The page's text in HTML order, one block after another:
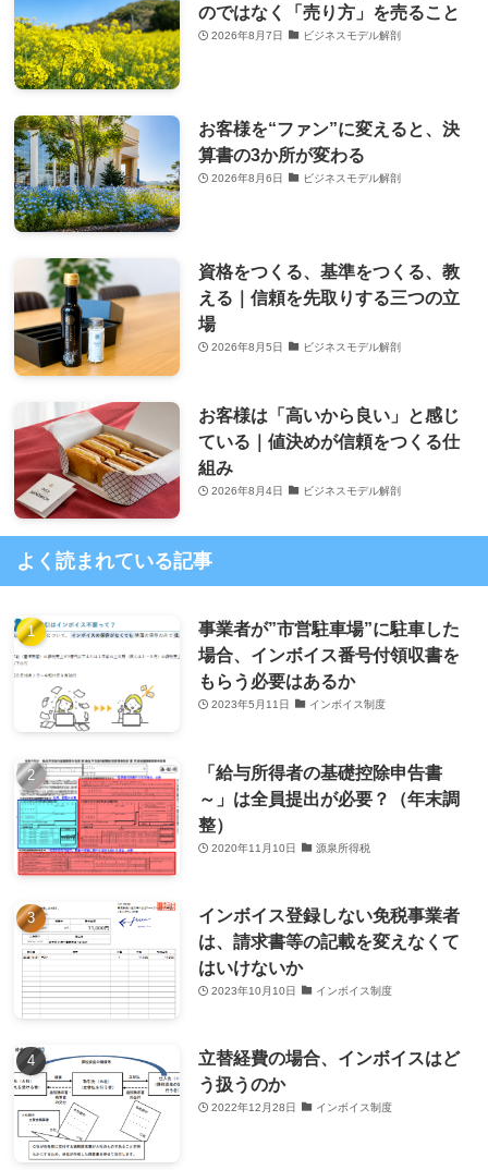
のではなく「売り方」を売ること
2026年8月7日 ビジネスモデル解剖
お客様を“ファン”に変えると、決
算書の3か所が変わる
2026年8月6日 ビジネスモデル解剖
資格をつくる、基準をつくる、教
える｜信頼を先取りする三つの立
場
2026年8月5日 ビジネスモデル解剖
お客様は「高いから良い」と感じ
ている｜値決めが信頼をつくる仕
組み
2026年8月4日 ビジネスモデル解剖
よく読まれている記事
事業者が”市営駐車場”に駐車した
場合、インボイス番号付領収書を
もらう必要はあるか
2023年5月11日 インボイス制度
「給与所得者の基礎控除申告書
～」は全員提出が必要？（年末調
整）
2020年11月10日 源泉所得税
インボイス登録しない免税事業者
は、請求書等の記載を変えなくて
はいけないか
2023年10月10日 インボイス制度
立替経費の場合、インボイスはど
う扱うのか
2022年12月28日 インボイス制度